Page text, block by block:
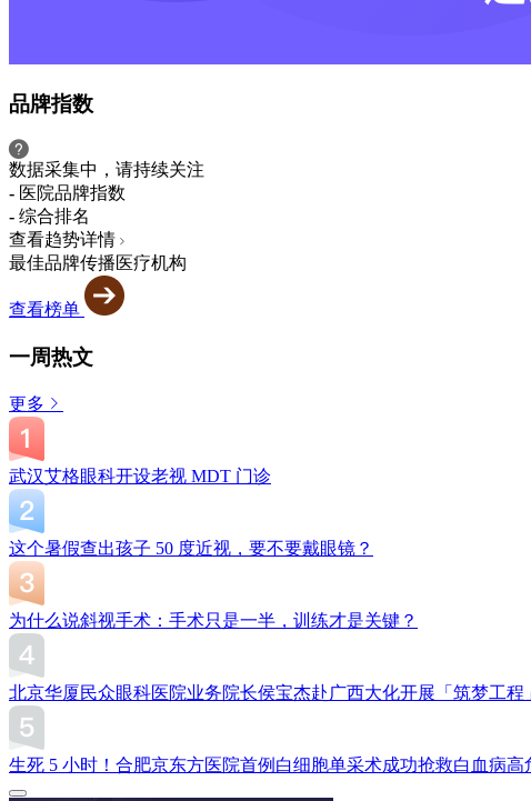
品牌指数
数据采集中，请持续关注
- 医院品牌指数
- 综合排名
查看趋势详情
最佳品牌传播医疗机构
查看榜单
一周热文
更多
武汉艾格眼科开设老视 MDT 门诊
这个暑假查出孩子 50 度近视，要不要戴眼镜？
为什么说斜视手术：手术只是一半，训练才是关键？
北京华厦民众眼科医院业务院长侯宝杰赴广西大化开展「筑梦工程
生死 5 小时！合肥京东方医院首例白细胞单采术成功抢救白血病高